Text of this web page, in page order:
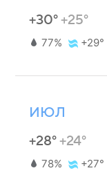
+30°+25°
77% +29°
ИЮЛ
+28°+24°
78% +27°